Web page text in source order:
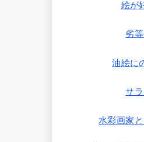
絵が
劣
油絵に
サ
水彩画家